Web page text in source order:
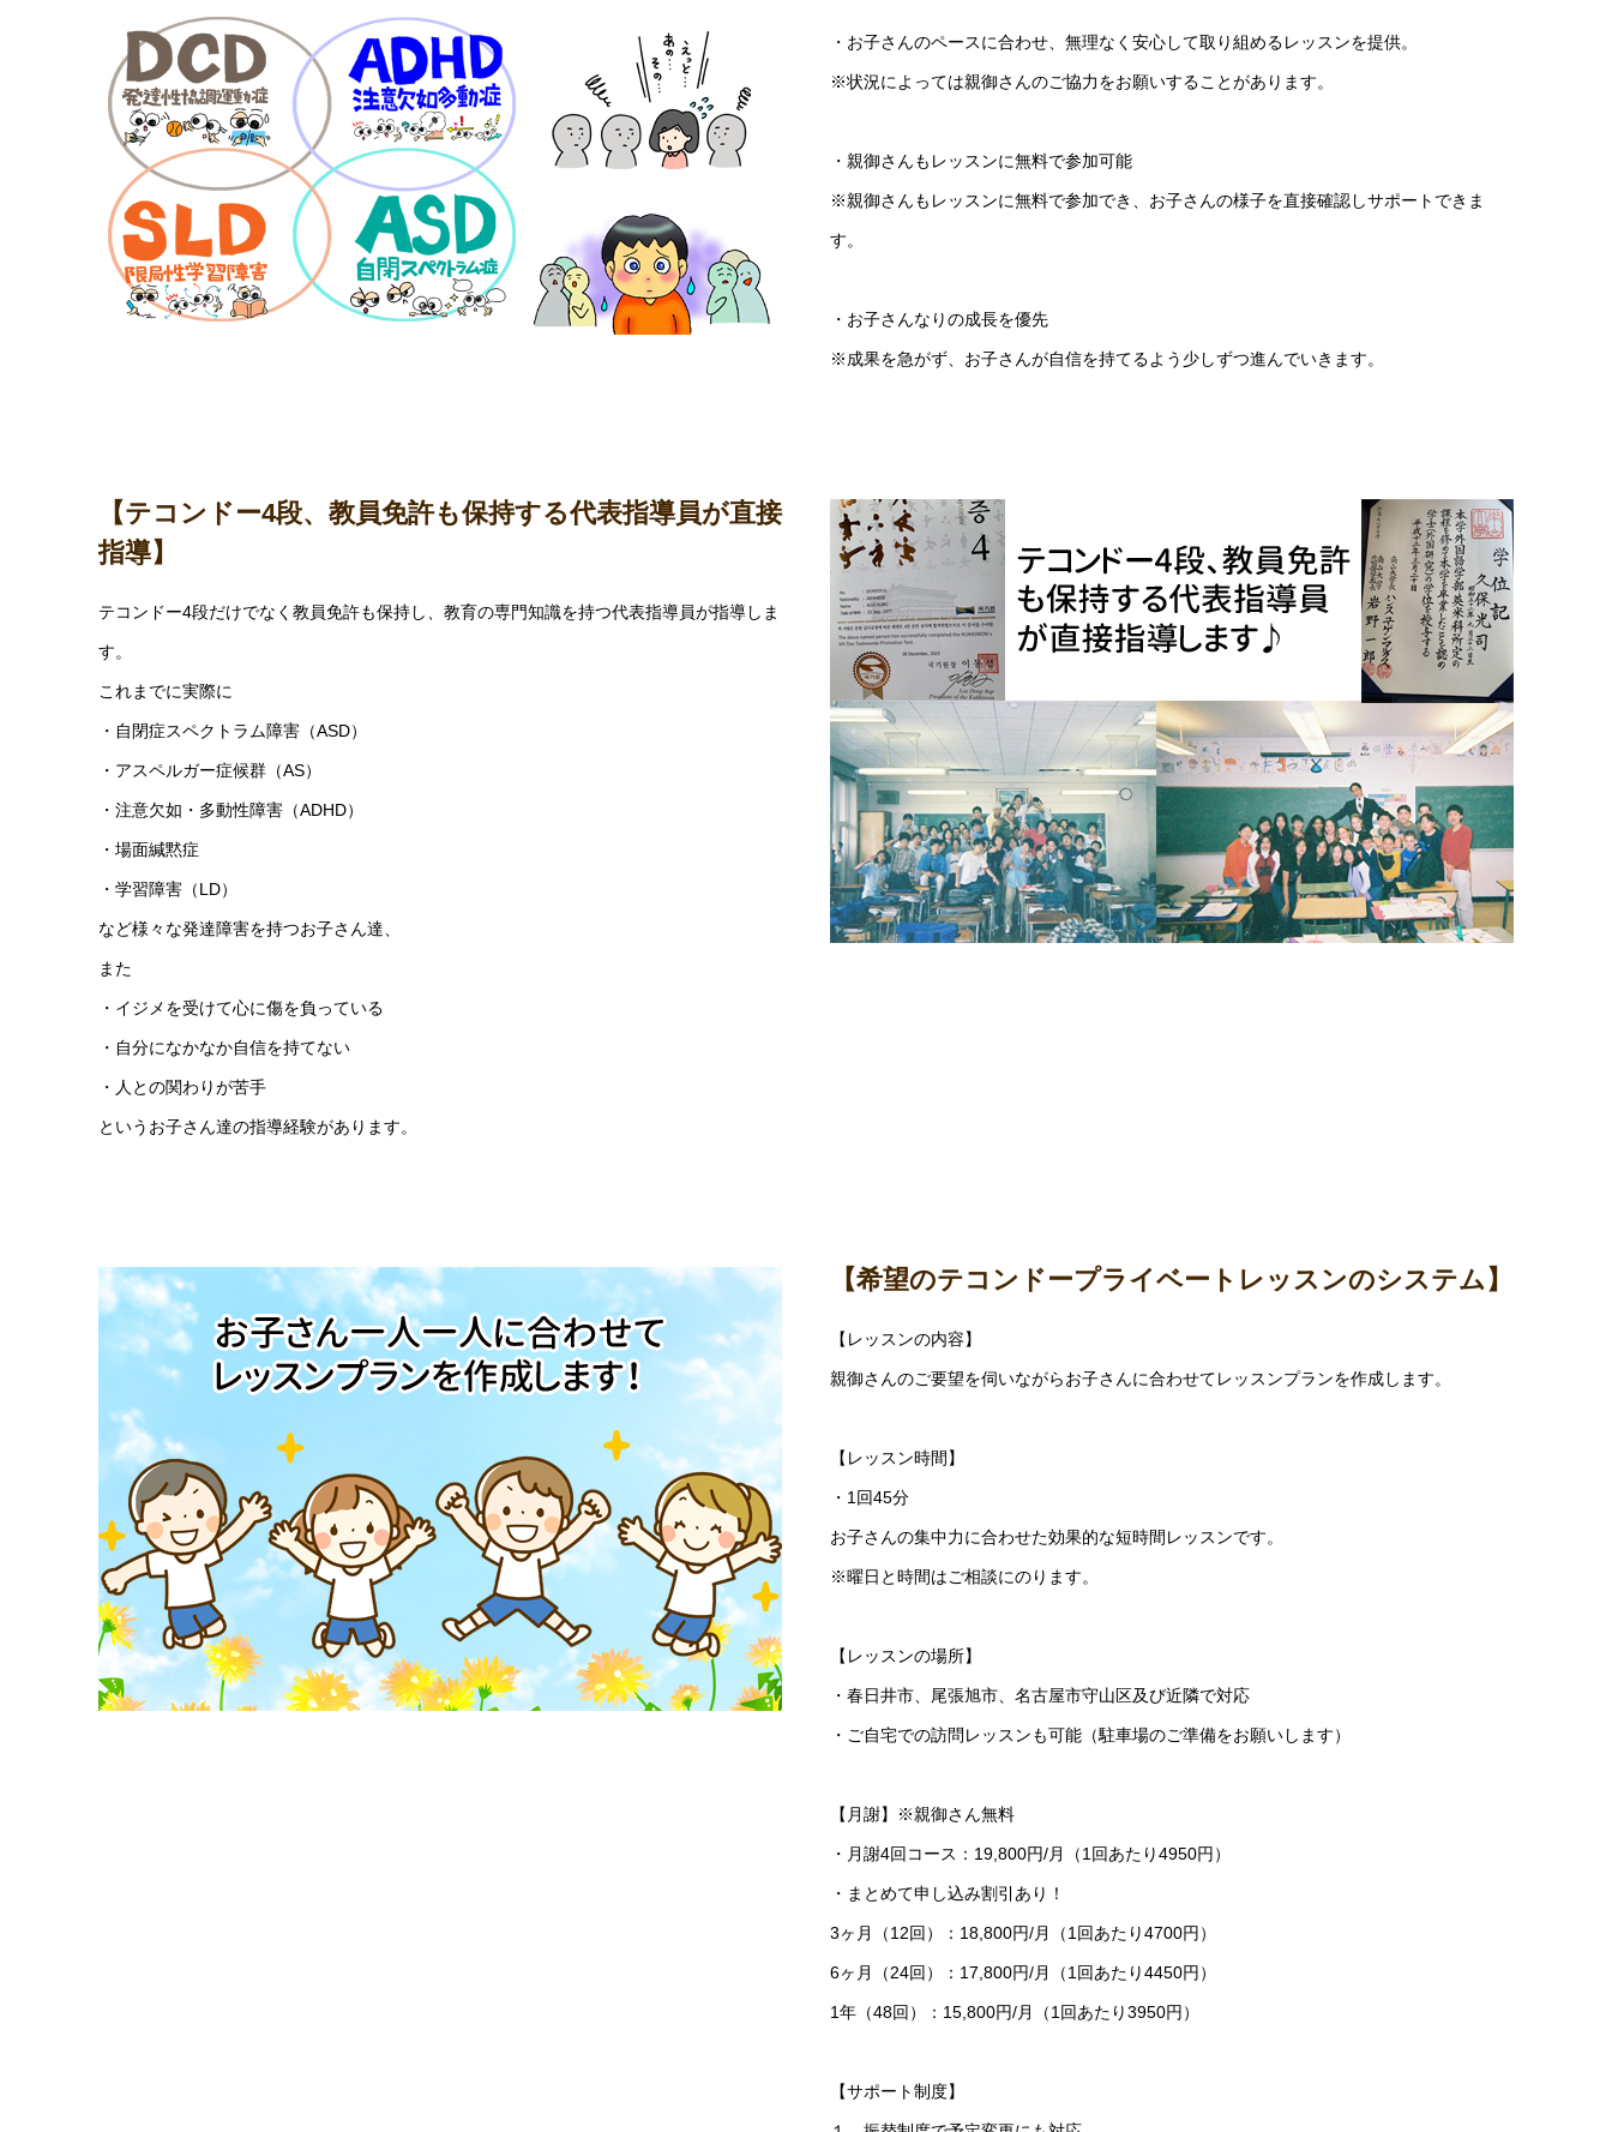
・お子さんのペースに合わせ、無理なく安心して取り組めるレッスンを提供。
※状況によっては親御さんのご協力をお願いすることがあります。
・親御さんもレッスンに無料で参加可能
※親御さんもレッスンに無料で参加でき、お子さんの様子を直接確認しサポートできま
す。
・お子さんなりの成長を優先
※成果を急がず、お子さんが自信を持てるよう少しずつ進んでいきます。
【テコンドー4段、教員免許も保持する代表指導員が直接
指導】
テコンドー4段だけでなく教員免許も保持し、教育の専門知識を持つ代表指導員が指導しま
す。
これまでに実際に
・自閉症スペクトラム障害（ASD）
・アスペルガー症候群（AS）
・注意欠如・多動性障害（ADHD）
・場面緘黙症
・学習障害（LD）
など様々な発達障害を持つお子さん達、
また
・イジメを受けて心に傷を負っている
・自分になかなか自信を持てない
・人との関わりが苦手
というお子さん達の指導経験があります。
【希望のテコンドープライベートレッスンのシステム】
【レッスンの内容】
親御さんのご要望を伺いながらお子さんに合わせてレッスンプランを作成します。
【レッスン時間】
・1回45分
お子さんの集中力に合わせた効果的な短時間レッスンです。
※曜日と時間はご相談にのります。
【レッスンの場所】
・春日井市、尾張旭市、名古屋市守山区及び近隣で対応
・ご自宅での訪問レッスンも可能（駐車場のご準備をお願いします）
【月謝】※親御さん無料
・月謝4回コース：19,800円/月（1回あたり4950円）
・まとめて申し込み割引あり！
3ヶ月（12回）：18,800円/月（1回あたり4700円）
6ヶ月（24回）：17,800円/月（1回あたり4450円）
1年（48回）：15,800円/月（1回あたり3950円）
【サポート制度】